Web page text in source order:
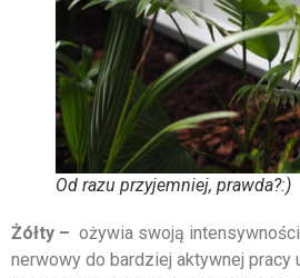
Od razu przyjemniej, prawda?:)
Żółty – ożywia swoją
nerwowy do bardziej aktywnej pracy